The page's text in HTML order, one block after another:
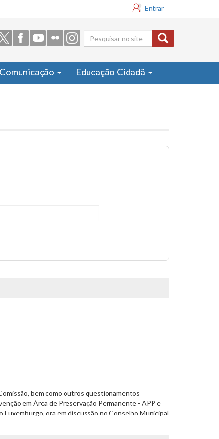
Entrar
Formulário
de busca
Comunicação Educação Cidadã
bem como outros questionamentos
em Área de Preservação Permanente - APP e
ora em discussão no Conselho Municipal